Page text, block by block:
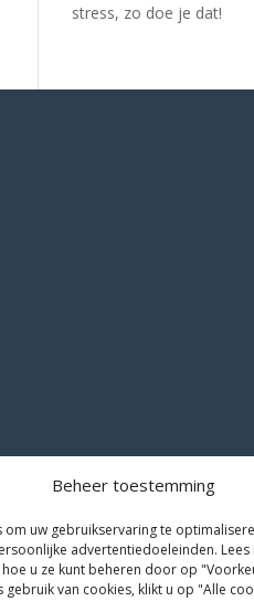
Beheer toestemming
om uw gebruikservaring te
advertentiedoeleinden.
u ze kunt beheren door op
van cookies, klikt u op "Alle
stress, zo doe je dat!